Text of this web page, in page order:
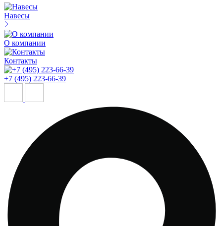
Навесы
О компании
Контакты
+7 (495) 223-66-39